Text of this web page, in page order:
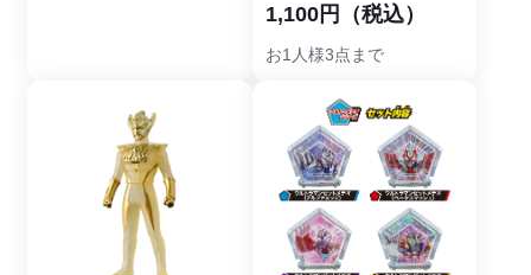
1,100円（税込）
お1人様3点まで